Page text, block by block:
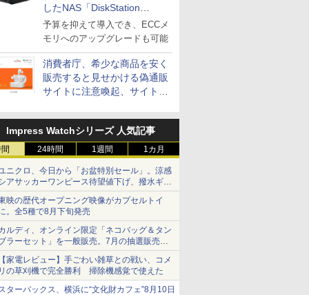
したNAS「DiskStation
neo+」シリーズ
予算を抑えて導入でき、ECCメ
モリへのアップグレードも可能
消費者庁、希少な商品を安く
販売すると見せかける偽通販
サイトに注意喚起、サイト名
Impress Watchシリーズ 人気記事
24時間 1週間 1カ月
ニクロ、今日から「お盆特別セール」。涼感
アサッカーワンピース待望値下げ、撥水ギア
ョーツは1990円に
映の歴代オープニング映像がカプセルトイ
。全5種で8月下旬発売
ルディ、オンライン限定「ネコバッグ＆タン
ラーセット」を一般販売。7月の抽選販売の
選無効分
家電レビュー】手ごわい雑草との戦い、コメ
の草刈機で完全勝利 掃除機感覚で使えた
ターバックス、横浜に“文化財カフェ”8月10日